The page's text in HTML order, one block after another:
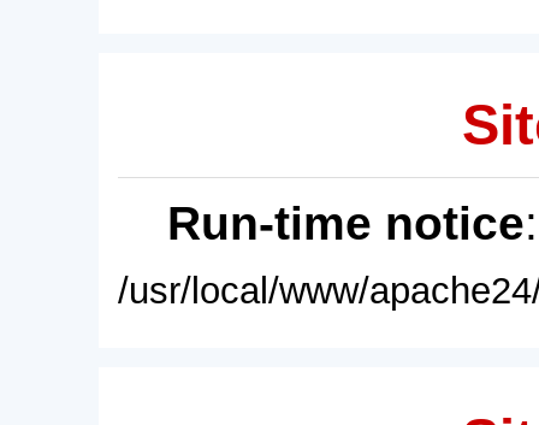
Run-time notice
/usr/local/www/